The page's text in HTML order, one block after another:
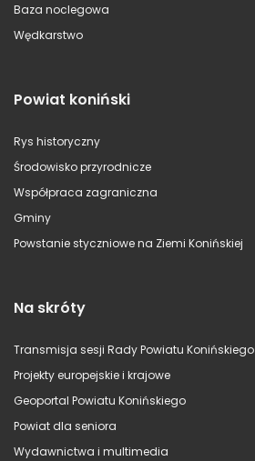
Baza noclegowa
Wędkarstwo
Powiat koniński
Rys historyczny
Środowisko przyrodnicze
Współpraca zagraniczna
Gminy
Powstanie styczniowe na Ziemi Konińskiej
Na skróty
Transmisja sesji Rady Powiatu Konińskiego
Projekty europejskie i krajowe
Geoportal Powiatu Konińskiego
Powiat dla seniora
Wydawnictwa i multimedia